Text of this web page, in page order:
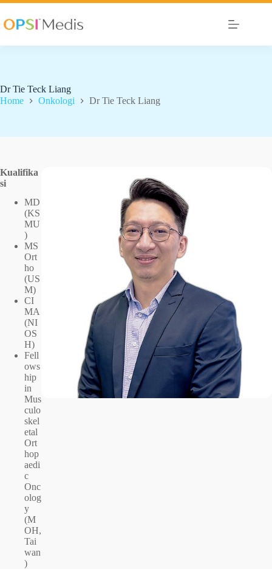
Dr Tie Teck Liang
Home
Onkologi Dr Tie Teck Liang
Kualifika
si
MD
(KS
MU
)
MS
Ort
ho
(US
M)
CI
MA
(NI
OS
H)
Fell
ows
hip
in
Mus
culo
skel
etal
Ort
hop
aedi
c
Onc
olog
y
(M
OH,
Tai
wan
)